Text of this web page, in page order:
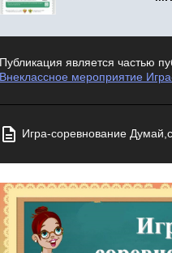
Публикация является частью
Внеклассное мероприятие
Игра-соревнование